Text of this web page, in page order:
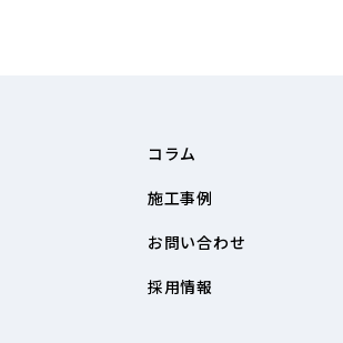
コラム
施工事例
お問い合わせ
採用情報